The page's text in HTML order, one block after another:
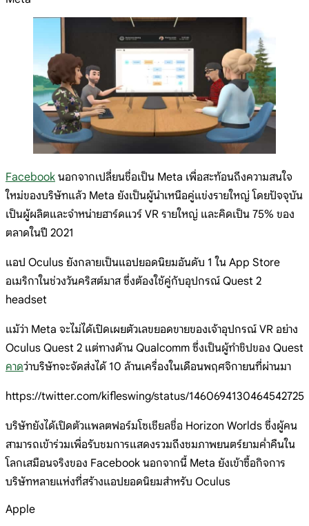
Facebook นอกจากเปลี่ยนชื่อเป็น Meta เพื่อสะท้อนถึงความสนใจ
ใหม่ของบริษัทแล้ว Meta ยังเป็นผู้นำเหนือคู่แข่งรายใหญ่ โดยปัจจุบัน
เป็นผู้ผลิตและจำหน่ายฮาร์ดแวร์ VR รายใหญ่ และคิดเป็น 75% ของ
ตลาดในปี 2021
แอป Oculus ยังกลายเป็นแอปยอดนิยมอันดับ 1 ใน App Store
อเมริกาในช่วงวันคริสต์มาส ซึ่งต้องใช้คู่กับอุปกรณ์ Quest 2
headset
แม้ว่า Meta จะไม่ได้เปิดเผยตัวเลขยอดขายของเจ้าอุปกรณ์ VR อย่าง
Oculus Quest 2 แต่ทางด้าน Qualcomm ซึ่งเป็นผู้ทำชิปของ Quest
คาดว่าบริษัทจะจัดส่งได้ 10 ล้านเครื่องในเดือนพฤศจิกายนที่ผ่านมา
https://twitter.com/kifleswing/status/1460694130464542725
บริษัทยังได้เปิดตัวแพลตฟอร์มโซเชียลชื่อ Horizon Worlds ซึ่งผู้คน
สามารถเข้าร่วมเพื่อรับชมการแสดงรวมถึงชมภาพยนตร์ยามค่ำคืนใน
โลกเสมือนจริงของ Facebook นอกจากนี้ Meta ยังเข้าซื้อกิจการ
บริษัทหลายแห่งที่สร้างแอปยอดนิยมสำหรับ Oculus
Apple